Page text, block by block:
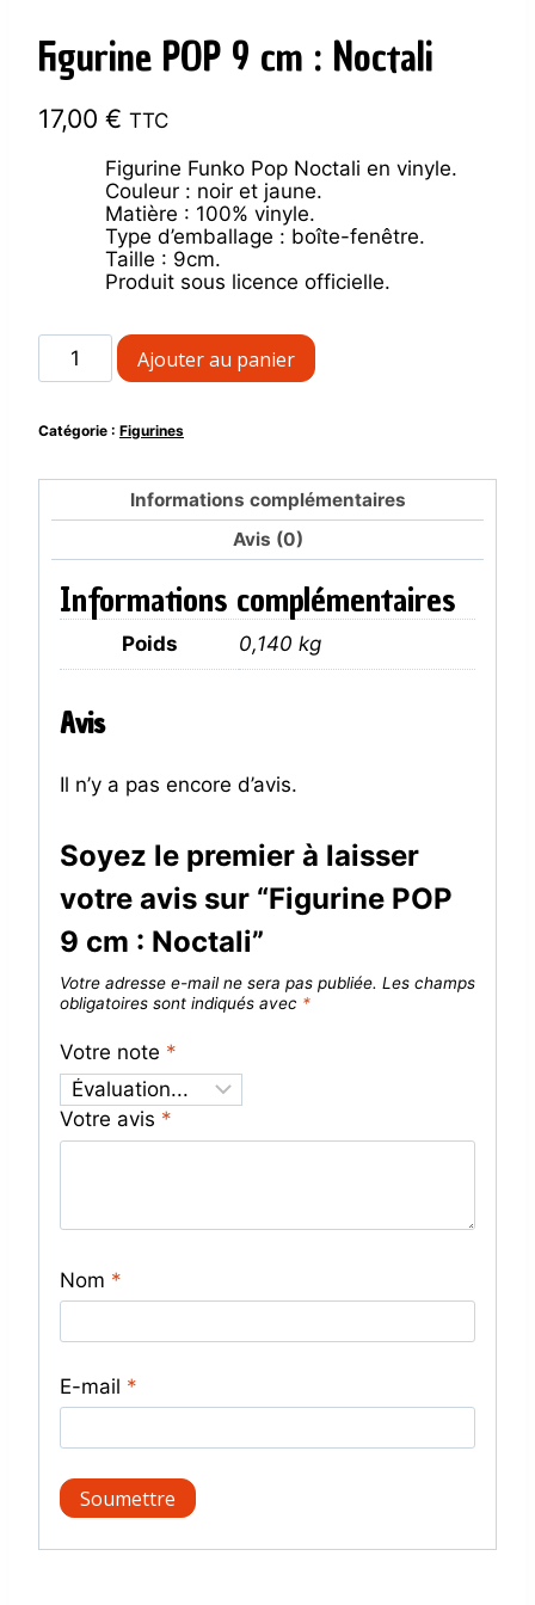
Figurine POP 9 cm : Noctali
17,00 € TTC
Figurine Funko Pop Noctali en vinyle.
Couleur : noir et jaune.
Matière : 100% vinyle.
Type d’emballage : boîte-fenêtre.
Taille : 9cm.
Produit sous licence officielle.
quantité
Figurine
9
:
Ajouter au panier
Catégorie : Figurines
Informations complémentaires
Avis (0)
Informations complémentaires
Poids 0,140 kg
Avis
Il n’y a pas encore d’avis.
Soyez le premier à laisser
votre avis sur “Figurine POP
9 cm : Noctali”
Votre adresse e-mail ne sera pas publiée. Les champs
obligatoires sont indiqués avec *
Votre note *
Votre avis *
Nom *
E-mail *